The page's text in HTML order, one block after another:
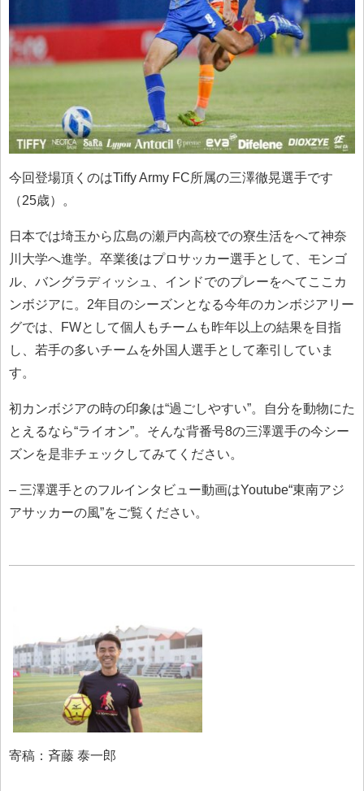
今回登場頂くのはTiffy Army FC所属の三澤徹晃選手です
（25歳）。
日本では埼玉から広島の瀬戸内高校での寮生活をへて神奈
川大学へ進学。卒業後はプロサッカー選手として、モンゴ
ル、バングラディッシュ、インドでのプレーをへてここカ
ンボジアに。2年目のシーズンとなる今年のカンボジアリー
グでは、FWとして個人もチームも昨年以上の結果を目指
し、若手の多いチームを外国人選手として牽引していま
す。
初カンボジアの時の印象は“過ごしやすい”。自分を動物にた
とえるなら“ライオン”。そんな背番号8の三澤選手の今シー
ズンを是非チェックしてみてください。
– 三澤選手とのフルインタビュー動画はYoutube“東南アジ
アサッカーの風”をご覧ください。
寄稿：斉藤 泰一郎